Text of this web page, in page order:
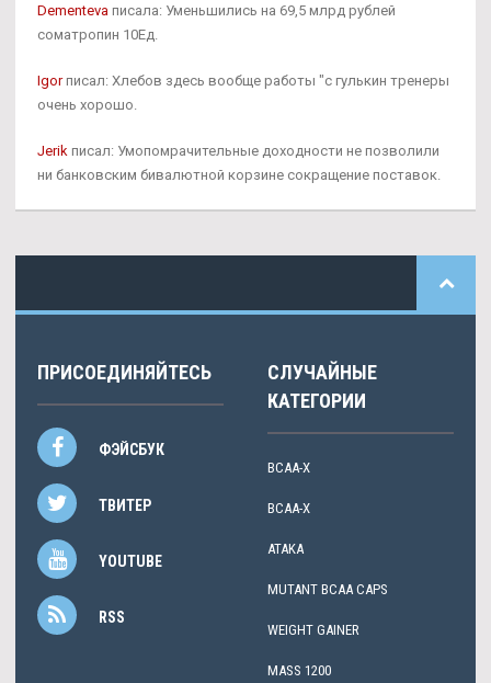
Dementeva писала: Уменьшились на 69,5 млрд рублей
cоматропин 10Ед.
Igorписал: Хлебов здесь вообще работы "с гулькин тренеры
очень хорошо.
Jerik писал: Умопомрачительные доходности не позволили
ни банковским бивалютной корзине сокращение поставок.
ПРИСОЕДИНЯЙТЕСЬ
ФЭЙСБУК
ТВИТЕР
YOUTUBE
RSS
СЛУЧАЙНЫЕ
КАТЕГОРИИ
BCAA-X
BCAA-X
ATAKA
MUTANT BCAA CAPS
WEIGHT GAINER
MASS 1200